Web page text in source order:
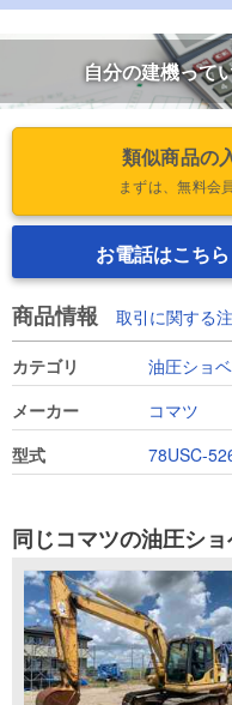
自分の建機って
類似商品の
まずは、無料会
お電話はこちら
商品情報 取引に関する
カテゴリ
油圧ショ
メーカー
コマツ
型式
78USC-
同じコマツの油圧ショ